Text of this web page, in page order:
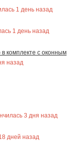
1 день назад
1 день назад
комплекте с оконным
назад
3 дня назад
дней назад